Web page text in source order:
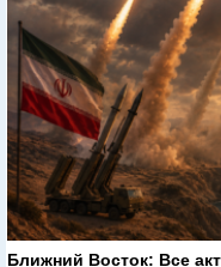
Ближний Восток: Все